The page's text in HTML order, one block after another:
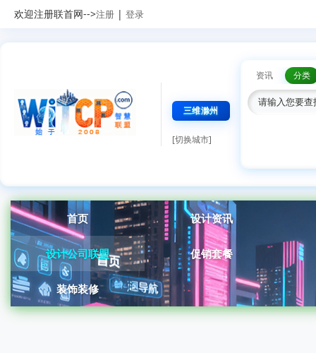
欢迎注册联首网-->注册 | 登录
三维滁州
[切换城市]
资讯 分类
首页 设计资讯
设计公司联盟 促销套餐
装饰装修